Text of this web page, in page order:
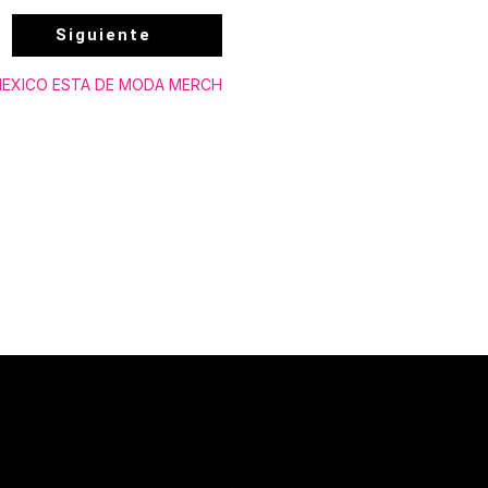
Siguiente
ESTA DE MODA MERCH